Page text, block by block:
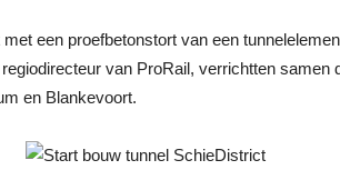
een proefbetonstort van een
van ProRail, verrichtten samen
en Blankevoort.